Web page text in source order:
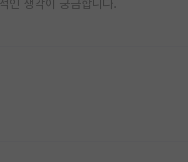
생각이 궁금합니다.